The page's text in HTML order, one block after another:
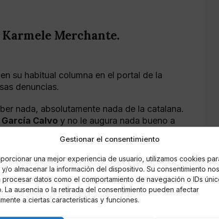
Gestionar el consentimiento
una mejor experiencia de usuario, utilizamos cookies
o almacenar la información del dispositivo. Su consentimiento nos
procesar datos como el comportamiento de navegación o IDs
La ausencia o la retirada del consentimiento pueden afectar
a ciertas características y funciones.
Karmele Merchante.
su habitual columna en el portal de la
denuncias.
nada, absolutamente nada de la catalana.
García Calvo y no le augura nada bueno a
favorito de
Telecinco . Afirmó también que
golpe de tuits, para alborotar las redes y
“Sálvame”.
que son “legendarios” sus
en que sus exposiciones son “puro
que “es la mujer más egoísta que he